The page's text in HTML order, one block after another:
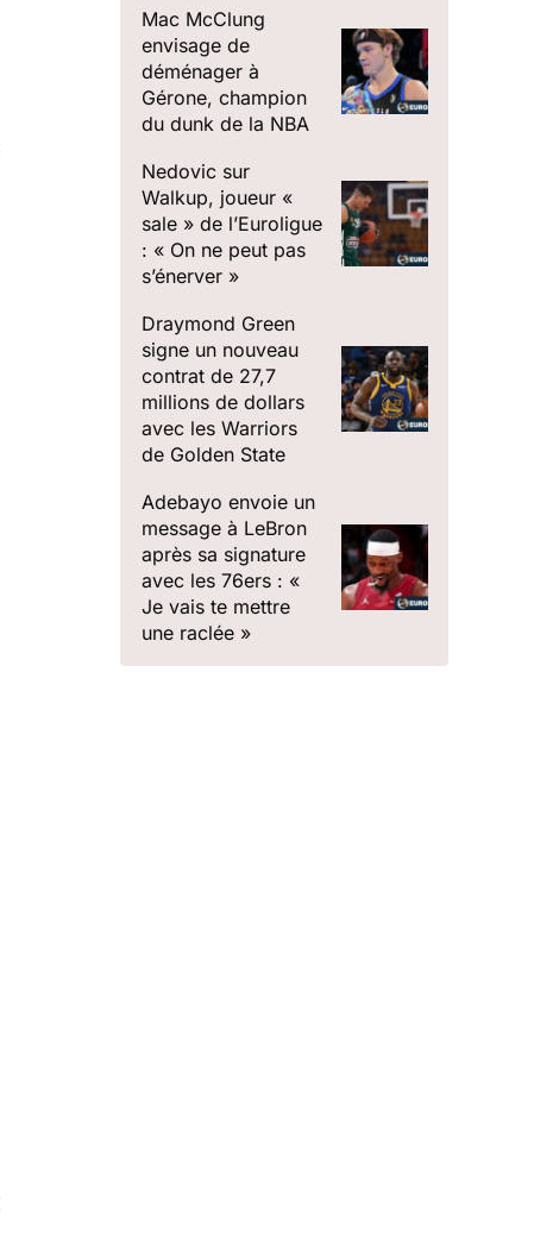
Mac McClung
envisage de
déménager à
Gérone, champion
du dunk de la NBA
Nedovic sur
Walkup, joueur «
sale » de l’Euroligue
: « On ne peut pas
s’énerver »
Draymond Green
signe un nouveau
contrat de 27,7
millions de dollars
avec les Warriors
de Golden State
Adebayo envoie un
message à LeBron
après sa signature
avec les 76ers : «
Je vais te mettre
une raclée »